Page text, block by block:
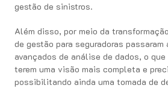
gestão de sinistros.
Além disso, por meio da
de gestão para seguradoras passaram
avançados de análise de dados, o
terem uma visão mais completa e
possibilitando ainda uma tomada de